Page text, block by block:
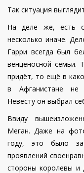
Так ситуация
На деле же, есть
несколько иначе.
Гарри всегда был
венценосной семьи.
придёт, то ещё в
в Афганистане не
Невесту он выбрал
Ввиду
Меган. Даже на
году, это было
проявлений
стороны королевы и